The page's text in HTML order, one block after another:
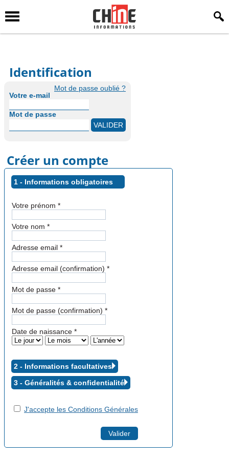
Identification
Mot de passe oublié ?
Votre e-mail
Mot de passe
Créer un compte
1 - Informations obligatoires
Votre prénom *
Votre nom *
Adresse email *
Adresse email (confirmation) *
Mot de passe *
Mot de passe (confirmation) *
Date de naissance *
2 - Informations facultatives
3 - Généralités & confidentialité
J'accepte les Conditions Générales